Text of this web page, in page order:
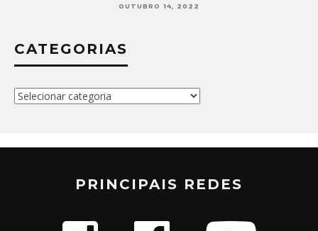
SETEMBRO 30, 2022
CATEGORIAS
Categorias
PRINCIPAIS REDES